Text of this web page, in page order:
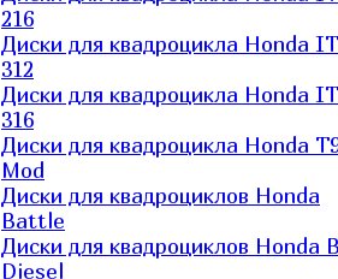
216
Диски для квадроцикла Honda
312
Диски для квадроцикла Honda
316
Диски для квадроцикла Honda
Mod
Диски для квадроциклов Honda
Battle
Диски для квадроциклов Honda
Diesel